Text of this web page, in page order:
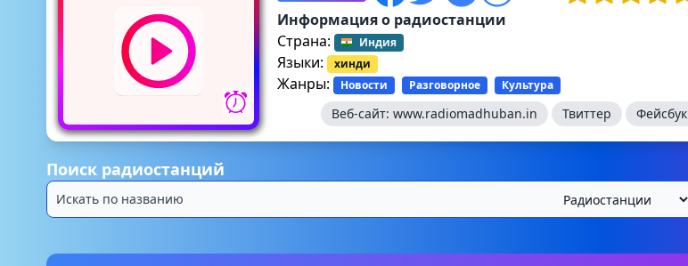
Информация о радиостанции
Страна:
Индия
Языки: хинди
Жанры: Новости Разговорное Культура
Веб-сайт: www.radiomadhuban.in Твиттер Фейсбук
Поиск радиостанций